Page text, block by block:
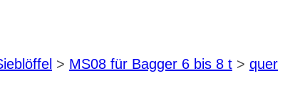
> MS08 für Bag­ger 6 bis 8 t > quer